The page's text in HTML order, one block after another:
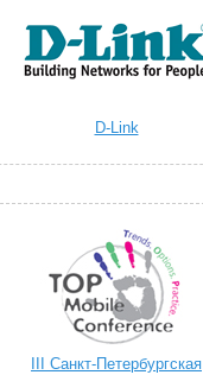
D-Link
III Санкт-Петербургская